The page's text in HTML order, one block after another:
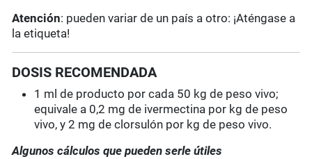
Atención: pueden variar de un país a otro: ¡Aténgase a
la etiqueta!
DOSIS RECOMENDADA
1 ml de producto por cada 50 kg de peso vivo;
equivale a 0,2 mg de ivermectina por kg de peso
vivo, y 2 mg de clorsulón por kg de peso vivo.
Algunos cálculos que pueden serle útiles